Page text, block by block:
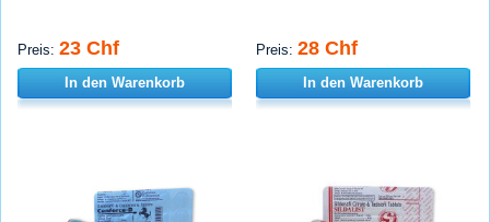
Preis: 23 Chf
In den Warenkorb
Preis: 28 Chf
In den Warenkorb